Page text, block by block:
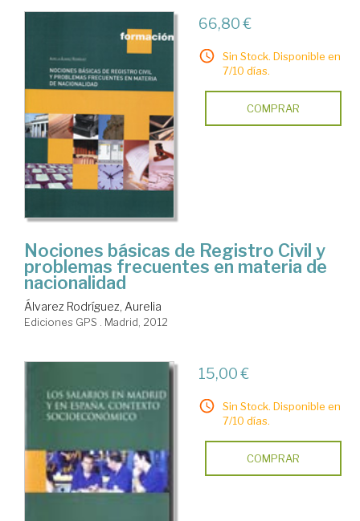
66,80 €
Sin Stock. Disponible en
7/10 días.
COMPRAR
Nociones básicas de Registro Civil y
problemas frecuentes en materia de
nacionalidad
Álvarez Rodríguez, Aurelia
Ediciones GPS . Madrid, 2012
15,00 €
Sin Stock. Disponible en
7/10 días.
COMPRAR